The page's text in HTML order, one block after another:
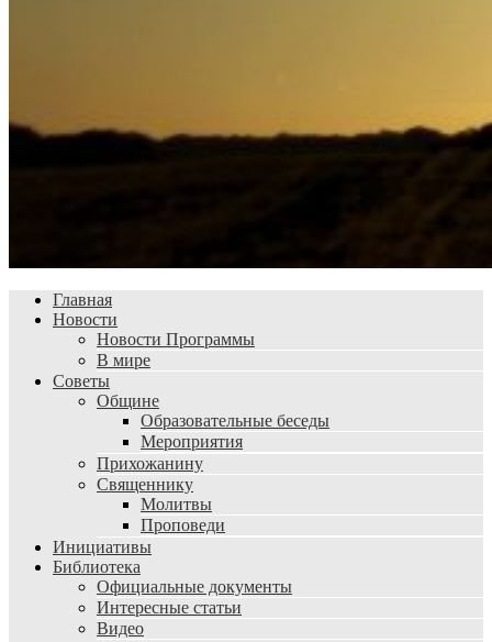
Главная
Новости
Новости Программы
В мире
Советы
Общине
Образовательные беседы
Мероприятия
Прихожанину
Священнику
Молитвы
Проповеди
Инициативы
Библиотека
Официальные документы
Интересные статьи
Видео